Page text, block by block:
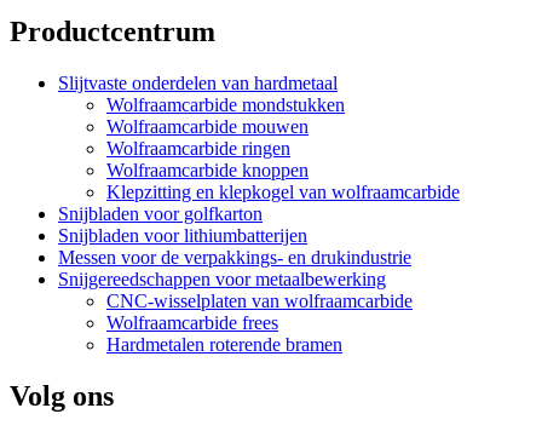
Productcentrum
Slijtvaste onderdelen van hardmetaal
Wolfraamcarbide mondstukken
Wolfraamcarbide mouwen
Wolfraamcarbide ringen
Wolfraamcarbide knoppen
Klepzitting en klepkogel van wolfraamcarbide
Snijbladen voor golfkarton
Snijbladen voor lithiumbatterijen
Messen voor de verpakkings- en drukindustrie
Snijgereedschappen voor metaalbewerking
CNC-wisselplaten van wolfraamcarbide
Wolfraamcarbide frees
Hardmetalen roterende bramen
Volg ons